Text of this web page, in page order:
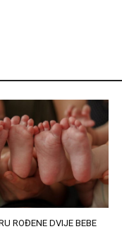
ROĐENE DVIJE BEBE